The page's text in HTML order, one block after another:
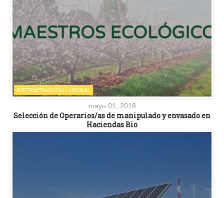
INTERMEDIACIÓN LABORAL
mayo 01, 2018
Selección de Operarios/as de manipulado y envasado en
Haciendas Bio